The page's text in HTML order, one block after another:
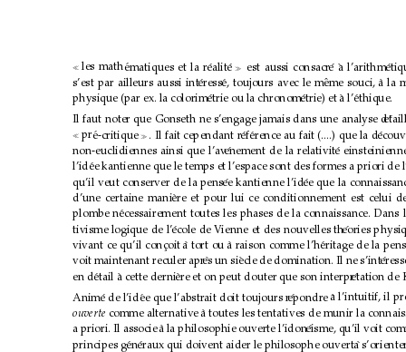
 les math´ematiques et la r´
ealit´
e  est aussi consacr´
e`
a l’arithm´
s’est par ailleurs aussi int´
eress´
e, toujours avec le mˆ
eme souci, `
a la
physique (par ex. la colorim´
etrie ou la chronom´
etrie) et `
a l’´ethique.
Il faut noter que Gonseth ne s’engage jamais dans une analyse d´
etaill
 pr´
e-critique  . Il fait cependant r´
ef´
erence au fait (....) que la d´
non-euclidiennes ainsi que l’av´
enement de la relativit´
e
l’id´ee kantienne que le temps et l’espace sont des formes a priori
qu’il veut conserver de la pens´
ee kantienne l’id´
ee que la
d’une certaine mani`
ere et pour lui ce conditionnement est celui
plombe n´
ecessairement toutes les phases de la connaissance. Dans
tivisme logique de l’´
ecole de Vienne et des nouvelles th´
eories
vivant ce qu’il conc
¸oit `
a tort ou `
a raison comme l’h´
eritage de la pens
voit maintenant reculer apr`
es un si`
ecle de domination. Il ne s’int´
en d´
etail `
a cette derni`
ere et on peut douter que son interpr´
etation de
Anim´
e de l’id´ee que l’abstrait doit toujours r´
epondre `
a l’intuitif, il
ouverte comme alternative `
a toutes les tentatives de munir la
a priori. Il associe `
a la philosophie ouverte l’idon´
eisme, qu’il voit
principes g´
en´
eraux qui doivent aider le philosophe ouvert `
a